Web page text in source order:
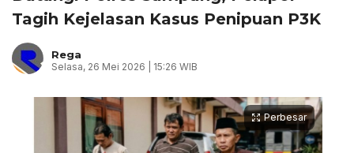
Tagih Kejelasan Kasus Penipuan P3K
Rega
Selasa, 26 Mei 2026 | 15:26 WIB
Perbesar